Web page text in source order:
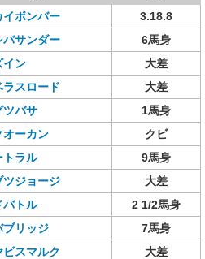
イボンバー
3.18.8
バサンダー
6馬身
イン
大差
ラスロード
大差
ツバサ
1馬身
オーカン
クビ
トラル
9馬身
ツジョージ
大差
バトル
2 1/2馬身
ブリッジ
7馬身
ビスマルク 大差